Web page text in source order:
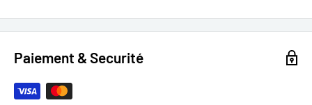
Paiement & Securité